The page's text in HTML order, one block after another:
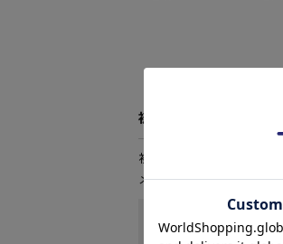
初めてご利用の方
初めてご利用のお客様は
メールアドレスとパスワ